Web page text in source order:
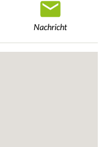
Nachricht